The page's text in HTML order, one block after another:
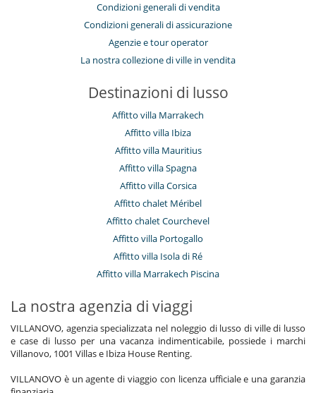
Condizioni generali di vendita
Condizioni generali di assicurazione
Agenzie e tour operator
La nostra collezione di ville in vendita
Destinazioni di lusso
Affitto villa Marrakech
Affitto villa Ibiza
Affitto villa Mauritius
Affitto villa Spagna
Affitto villa Corsica
Affitto chalet Méribel
Affitto chalet Courchevel
Affitto villa Portogallo
Affitto villa Isola di Ré
Affitto villa Marrakech Piscina
La nostra agenzia di viaggi
VILLANOVO, agenzia specializzata nel noleggio di lusso di ville di lusso
e case di lusso per una vacanza indimenticabile, possiede i marchi
Villanovo, 1001 Villas e Ibiza House Renting.
VILLANOVO è un agente di viaggio con licenza ufficiale e una garanzia